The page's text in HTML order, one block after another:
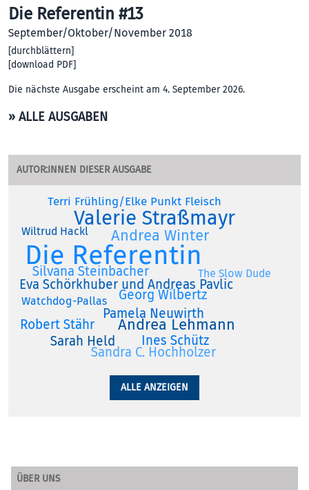
Die Referentin #13
September/Oktober/November 2018
[durchblättern]
[download PDF]
Die nächste Ausgabe erscheint am 4. September 2026.
» ALLE AUSGABEN
AUTOR:INNEN DIESER AUSGABE
Die Referentin
Valerie Straßmayr
Andrea Lehmann
Andrea Winter
Eva Schörkhuber und Andreas Pavlic
Georg Wilbertz
Ines Schütz
Pamela Neuwirth
Robert Stähr
Sandra C. Hochholzer
Sarah Held
Silvana Steinbacher
Terri Frühling/Elke Punkt Fleisch
The Slow Dude
Watchdog-Pallas
Wiltrud Hackl
ALLE ANZEIGEN
ÜBER UNS